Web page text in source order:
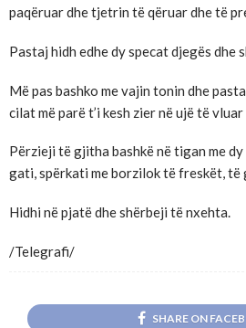
paqëruar dhe tjetrin të qëruar dhe të
Pastaj hidh edhe dy specat djegës dhe
Më pas bashko me vajin tonin dhe
cilat më parë t’i kesh zier në ujë të
Përzieji të gjitha bashkë në tigan me
gati, spërkati me borzilok të freskët, të
Hidhi në pjatë dhe shërbeji të nxehta.
/Telegrafi/
SHARE ON